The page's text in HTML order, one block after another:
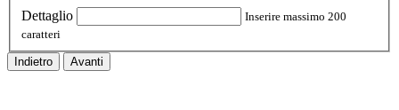
Dettaglio
Inserire massimo 200
caratteri
Indietro Avanti